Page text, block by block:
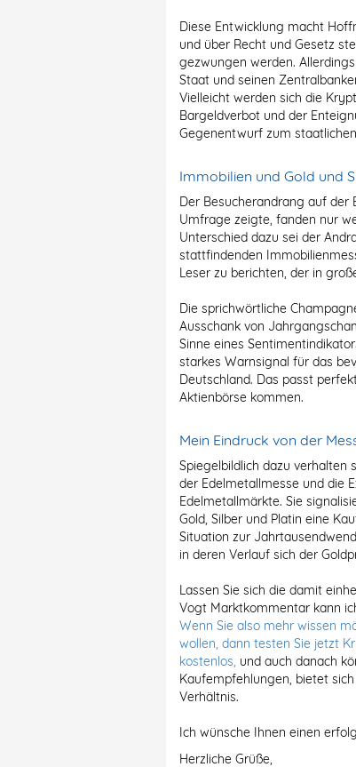
Diese Entwicklung macht
und über Recht und Gesetz
gezwungen werden.
Staat und seinen
Vielleicht werden sich die
Bargeldverbot und der
Gegenentwurf zum
Immobilien und Gold und
Der Besucherandrang auf der
Umfrage zeigte, fanden nur
Unterschied dazu sei der
stattfindenden
Leser zu berichten, der in
Die sprichwörtliche
Ausschank von
Sinne eines
starkes Warnsignal für das
Deutschland. Das passt
Aktienbörse kommen.
Mein Eindruck von der
Spiegelbildlich dazu verhalten
der Edelmetallmesse und die
Edelmetallmärkte. Sie
Gold, Silber und Platin eine
Situation zur
in deren Verlauf sich der
Lassen Sie sich die damit
Vogt Marktkommentar kann
Wenn Sie also mehr wissen
wollen, dann testen Sie jetzt
kostenlos, und auch danach
Kaufempfehlungen, bietet
Verhältnis.
Ich wünsche Ihnen einen
Herzliche Grüße,